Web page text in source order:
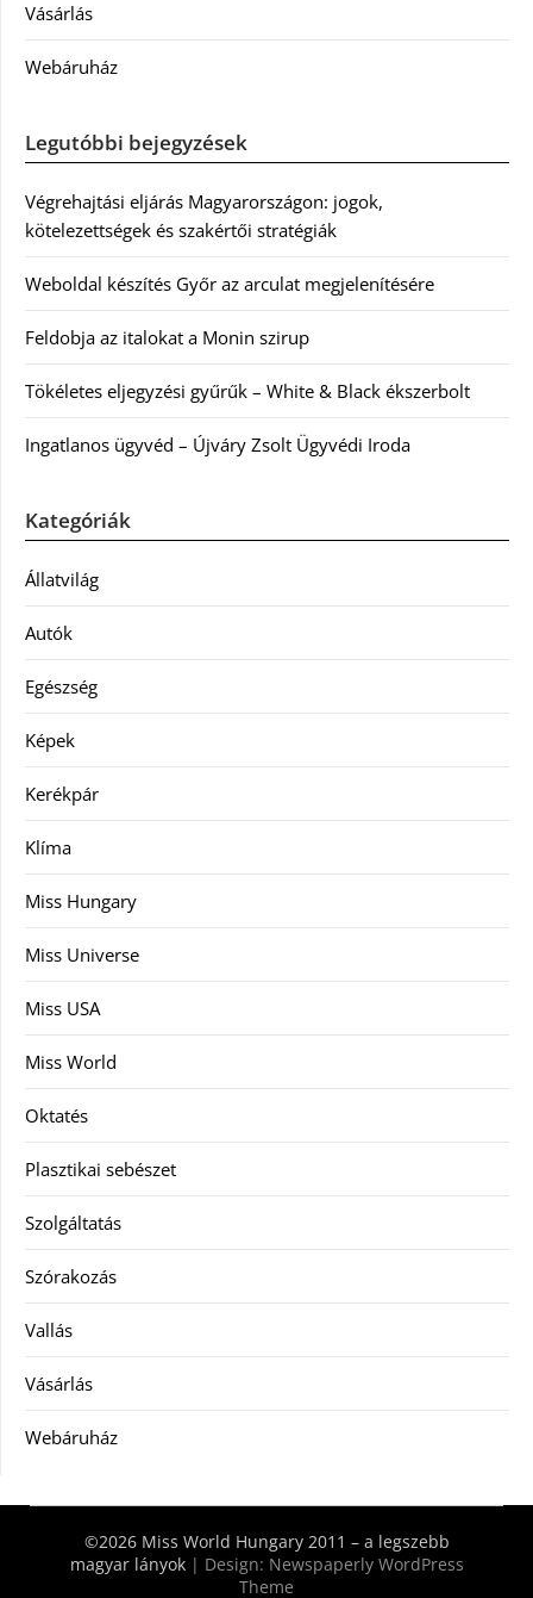
Vásárlás
Webáruház
Legutóbbi bejegyzések
Végrehajtási eljárás Magyarországon: jogok,
kötelezettségek és szakértői stratégiák
Weboldal készítés Győr az arculat megjelenítésére
Feldobja az italokat a Monin szirup
Tökéletes eljegyzési gyűrűk – White & Black ékszerbolt
Ingatlanos ügyvéd – Újváry Zsolt Ügyvédi Iroda
Kategóriák
Állatvilág
Autók
Egészség
Képek
Kerékpár
Klíma
Miss Hungary
Miss Universe
Miss USA
Miss World
Oktatés
Plasztikai sebészet
Szolgáltatás
Szórakozás
Vallás
Vásárlás
Webáruház
©2026 Miss World Hungary 2011 – a legszebb
magyar lányok | Design: Newspaperly WordPress
Theme